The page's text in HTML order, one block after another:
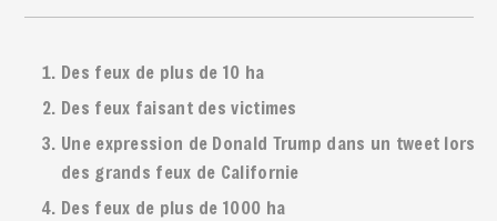
Des feux de plus de 10 ha
Des feux faisant des victimes
Une expression de Donald Trump dans un tweet lors
des grands feux de Californie
Des feux de plus de 1000 ha